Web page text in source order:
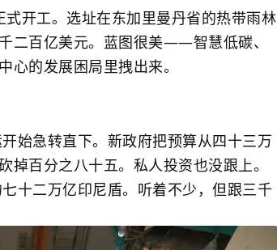
开工。选址在东加里曼丹省的热带雨林
二百亿美元。蓝图很美——智慧低碳、
中心的发展困局里拽出来。
始急转直下。新政府把预算从四十三万
百分之八十五。私人投资也没跟上。
十二万亿印尼盾。听着不少，但跟三千